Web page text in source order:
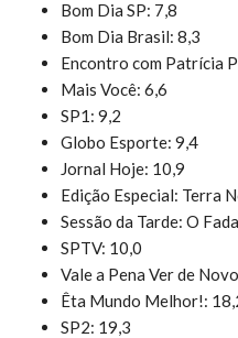
Bom Dia SP: 7,8
Bom Dia Brasil: 8,3
Encontro com Patrícia
Mais Você: 6,6
SP1: 9,2
Globo Esporte: 9,4
Jornal Hoje: 10,9
Edição Especial: Terra
Sessão da Tarde: O
SPTV: 10,0
Vale a Pena Ver de
Êta Mundo Melhor!:
SP2: 19,3